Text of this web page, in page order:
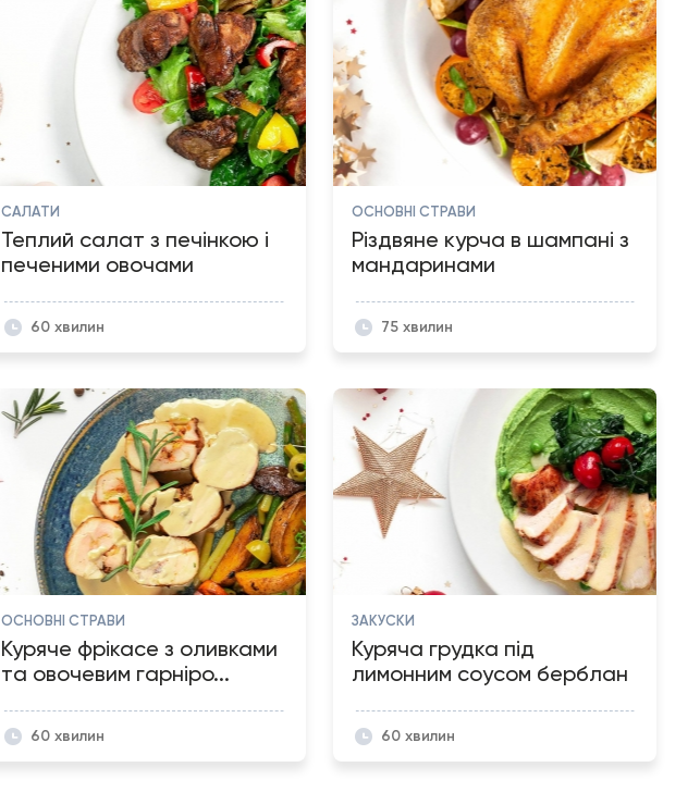
САЛАТИ
Теплий салат з печінкою і
печеними овочами
60 хвилин
ОСНОВНІ СТРАВИ
Різдвяне курча в шампані з
мандаринами
75 хвилин
ОСНОВНІ СТРАВИ
Куряче фрікасе з оливками
та овочевим гарніро...
60 хвилин
ЗАКУСКИ
Куряча грудка під
лимонним соусом берблан
60 хвилин